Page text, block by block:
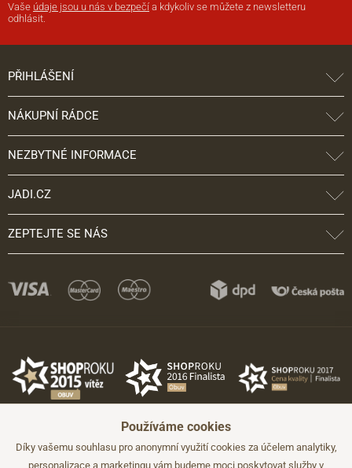
Vaše údaje jsou u nás v bezpečí a kdykoliv se můžete z newsletteru
odhlásit.
PŘIHLÁŠENÍ
NÁKUPNÍ RÁDCE
NEZBYTNÉ INFORMACE
JADI.CZ
ZEPTEJTE SE NÁS
Používáme cookies
Díky vašemu souhlasu pro anonymní využití cookies za účelem analytiky,
personalizace a marketingu vám budeme moci poskytovat služby v